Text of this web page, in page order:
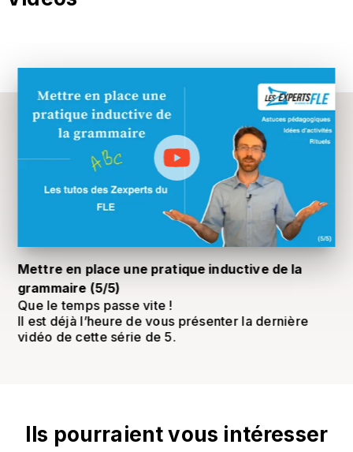
Mettre en place une pratique inductive de la
grammaire (5/5)
Que le temps passe vite !
Il est déjà l’heure de vous présenter la dernière
vidéo de cette série de 5.
Ils pourraient vous intéresser